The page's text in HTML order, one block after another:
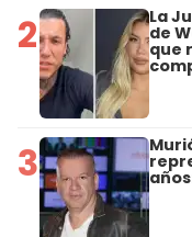
2 La
de
que
3